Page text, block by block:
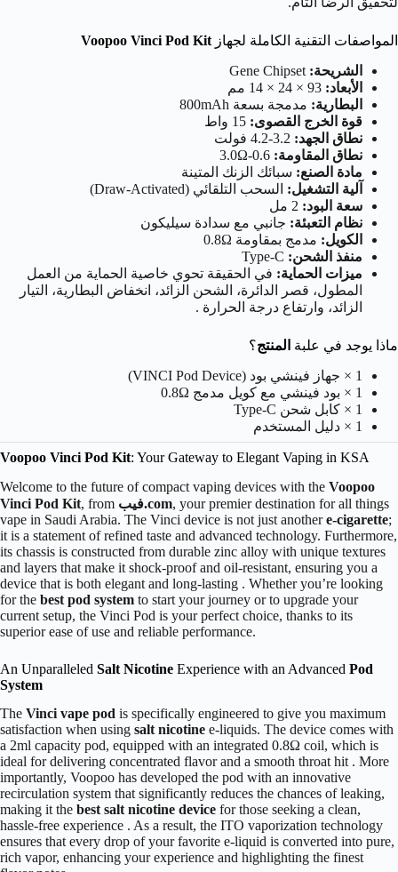
المواصفات التقنية الكاملة لجهاز Voopoo Vinci Pod Kit
الشريحة:
الأبعاد:
البطارية: مدمجة بسعة 800mAh
قوة الخرج القصوى:
نطاق الجهد:
نطاق المقاومة:
مادة الصنع: سبائك الزنك المتينة
آلية التشغيل: السحب التلقائي (Draw-Activated)
سعة البود:
نظام التعبئة: جانبي مع سدادة سيليكون
الكويل: مدمج بمقاومة 0.8Ω
منفذ الشحن:
ميزات الحماية: في الحقيقة تحوي خاصية الحماية من العمل
المطول، قصر الدائرة، الشحن الزائد، انخفاض البطارية، التيار
الزائد، وارتفاع درجة الحرارة .
ماذا يوجد في علبة المنتج؟
1 × جهاز فينشي بود (VINCI Pod Device)
1 × بود فينشي مع كويل مدمج 0.8Ω
1 × كابل شحن Type-C
1 × دليل المستخدم
Voopoo Vinci Pod Kit: Your Gateway to Elegant Vaping in KSA
Welcome to the future of compact vaping devices with the Voopoo
Vinci Pod Kit, from فيب.com, your premier destination for all things
vape in Saudi Arabia. The Vinci device is not just anothere-cigarette;
it is a statement of refined taste and advanced technology. Furthermore,
its chassis is constructed from durable zinc alloy with unique textures
and layers that make it shock-proof and oil-resistant, ensuring you a
device that is both elegant and long-lasting . Whether you’re looking
for the best pod system to start your journey or to upgrade your
current setup, the Vinci Pod is your perfect choice, thanks to its
superior ease of use and reliable performance.
An Unparalleled Salt Nicotine Experience with an Advanced Pod
System
The Vinci vape pod is specifically engineered to give you maximum
satisfaction when using salt nicotine e-liquids. The device comes with
a 2ml capacity pod, equipped with an integrated 0.8Ω coil, which is
ideal for delivering concentrated flavor and a smooth throat hit . More
importantly, Voopoo has developed the pod with an innovative
recirculation system that significantly reduces the chances of leaking,
making it the best salt nicotine device for those seeking a clean,
hassle-free experience . As a result, the ITO vaporization technology
ensures that every drop of your favorite e-liquid is converted into pure,
rich vapor, enhancing your experience and highlighting the finest